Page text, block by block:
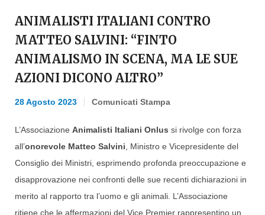
ANIMALISTI ITALIANI CONTRO
MATTEO SALVINI: “FINTO
ANIMALISMO IN SCENA, MA LE SUE
AZIONI DICONO ALTRO”
28 Agosto 2023 Comunicati Stampa
L’Associazione Animalisti Italiani Onlus si rivolge con forza
all’onorevole Matteo Salvini, Ministro e Vicepresidente del
Consiglio dei Ministri, esprimendo profonda preoccupazione e
disapprovazione nei confronti delle sue recenti dichiarazioni in
merito al rapporto tra l’uomo e gli animali. L’Associazione
ritiene che le affermazioni del Vice Premier rappresentino un